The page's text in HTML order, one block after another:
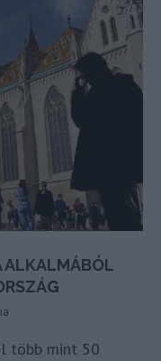
ALKALMÁBÓL
több mint 50